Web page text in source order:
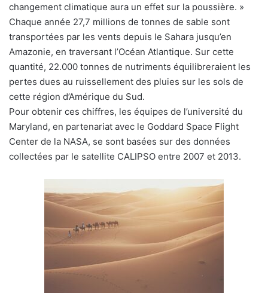
changement climatique aura un effet sur la poussière. »
Chaque année 27,7 millions de tonnes de sable sont
transportées par les vents depuis le Sahara jusqu’en
Amazonie, en traversant l’Océan Atlantique. Sur cette
quantité, 22.000 tonnes de nutriments équilibreraient les
pertes dues au ruissellement des pluies sur les sols de
cette région d’Amérique du Sud.
Pour obtenir ces chiffres, les équipes de l’université du
Maryland, en partenariat avec le Goddard Space Flight
Center de la NASA, se sont basées sur des données
collectées par le satellite CALIPSO entre 2007 et 2013.